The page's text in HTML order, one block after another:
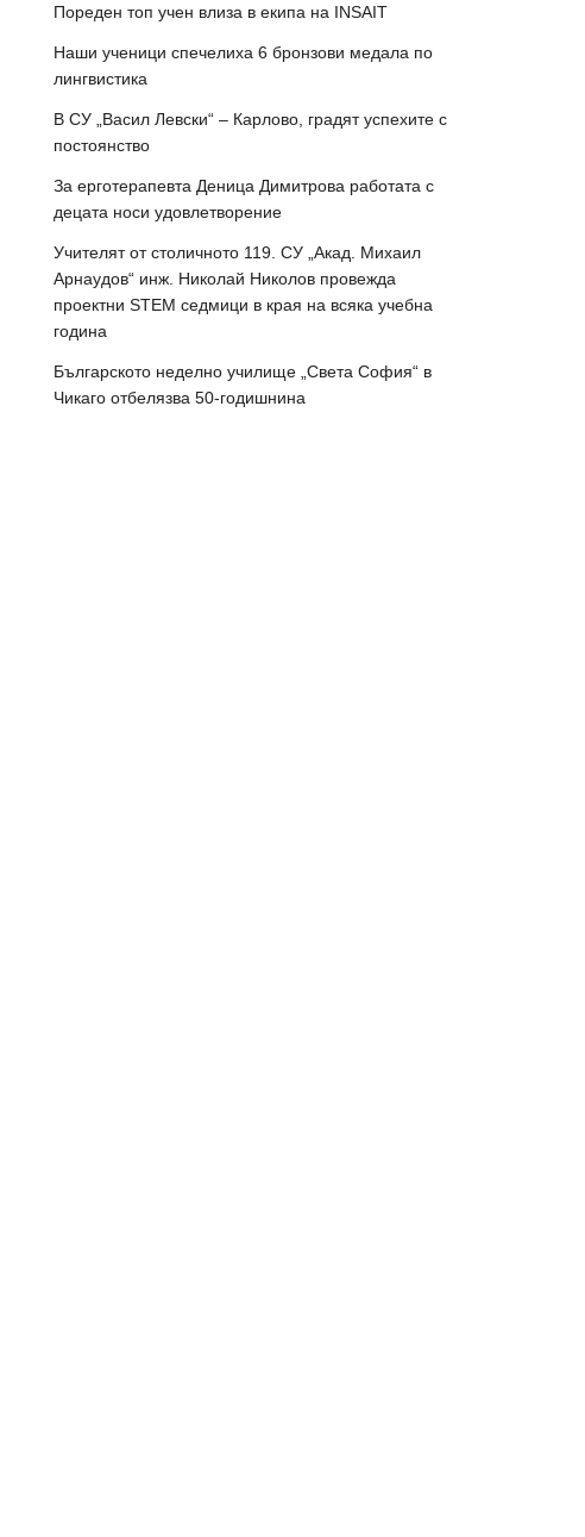
Пореден топ учен влиза в екипа на INSAIT
Наши ученици спечелиха 6 бронзови медала по
лингвистика
В СУ „Васил Левски“ – Карлово, градят успехите с
постоянство
За ерготерапевта Деница Димитрова работата с
децата носи удовлетворение
Учителят от столичното 119. СУ „Акад. Михаил
Арнаудов“ инж. Николай Николов провежда
проектни STEM седмици в края на всяка учебна
година
Българското неделно училище „Света София“ в
Чикаго отбелязва 50-годишнина